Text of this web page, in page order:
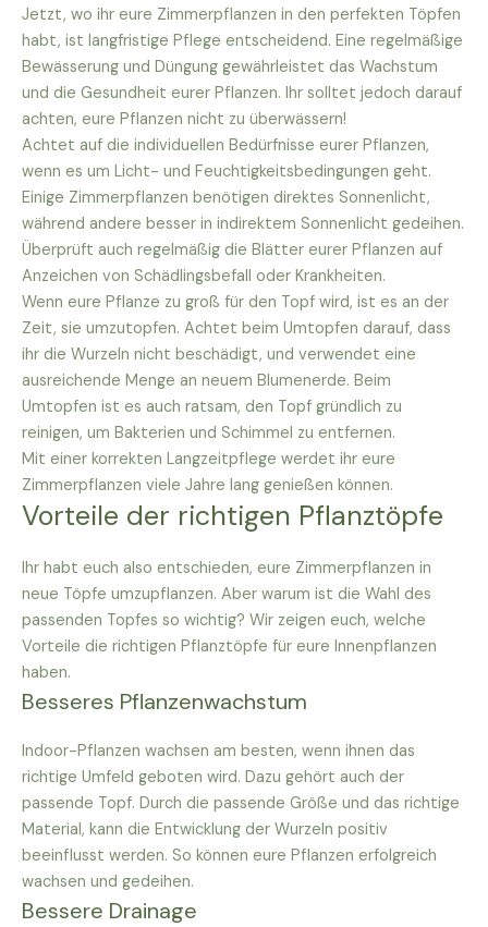
Jetzt, wo ihr eure Zimmerpflanzen in den perfekten Töpfen
habt, ist langfristige Pflege entscheidend. Eine regelmäßige
Bewässerung und Düngung gewährleistet das Wachstum
und die Gesundheit eurer Pflanzen. Ihr solltet jedoch darauf
achten, eure Pflanzen nicht zu überwässern!
Achtet auf die individuellen Bedürfnisse eurer Pflanzen,
wenn es um Licht- und Feuchtigkeitsbedingungen geht.
Einige Zimmerpflanzen benötigen direktes Sonnenlicht,
während andere besser in indirektem Sonnenlicht gedeihen.
Überprüft auch regelmäßig die Blätter eurer Pflanzen auf
Anzeichen von Schädlingsbefall oder Krankheiten.
Wenn eure Pflanze zu groß für den Topf wird, ist es an der
Zeit, sie umzutopfen. Achtet beim Umtopfen darauf, dass
ihr die Wurzeln nicht beschädigt, und verwendet eine
ausreichende Menge an neuem Blumenerde. Beim
Umtopfen ist es auch ratsam, den Topf gründlich zu
reinigen, um Bakterien und Schimmel zu entfernen.
Mit einer korrekten Langzeitpflege werdet ihr eure
Zimmerpflanzen viele Jahre lang genießen können.
Vorteile der richtigen Pflanztöpfe
Ihr habt euch also entschieden, eure Zimmerpflanzen in
neue Töpfe umzupflanzen. Aber warum ist die Wahl des
passenden Topfes so wichtig? Wir zeigen euch, welche
Vorteile die richtigen Pflanztöpfe für eure Innenpflanzen
haben.
Besseres Pflanzenwachstum
Indoor-Pflanzen wachsen am besten, wenn ihnen das
richtige Umfeld geboten wird. Dazu gehört auch der
passende Topf. Durch die passende Größe und das richtige
Material, kann die Entwicklung der Wurzeln positiv
beeinflusst werden. So können eure Pflanzen erfolgreich
wachsen und gedeihen.
Bessere Drainage